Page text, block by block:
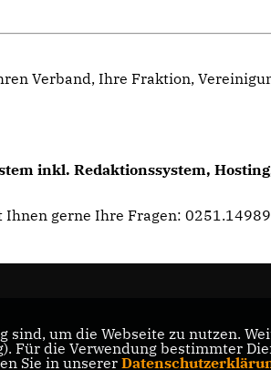
Verband, Ihre Fraktion,
inkl. Redaktionssystem,
gerne Ihre Fragen:
sind, um die Webseite zu nutzen.
Für die Verwendung bestimmter
Sie in unserer